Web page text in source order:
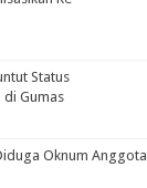
Status
di Gumas
Oknum Anggota